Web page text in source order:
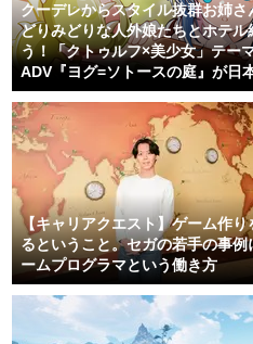
クーデレからスタイル抜群お姉さ
どりみどりな人外娘たちとホテル
う！「クトゥルフ×美少女」テー
ADV『ヨグ=ソトースの庭』が日
【キャリアクエスト】ゲーム作り
るということ。セガの若手の事例
ームプログラマという働き方